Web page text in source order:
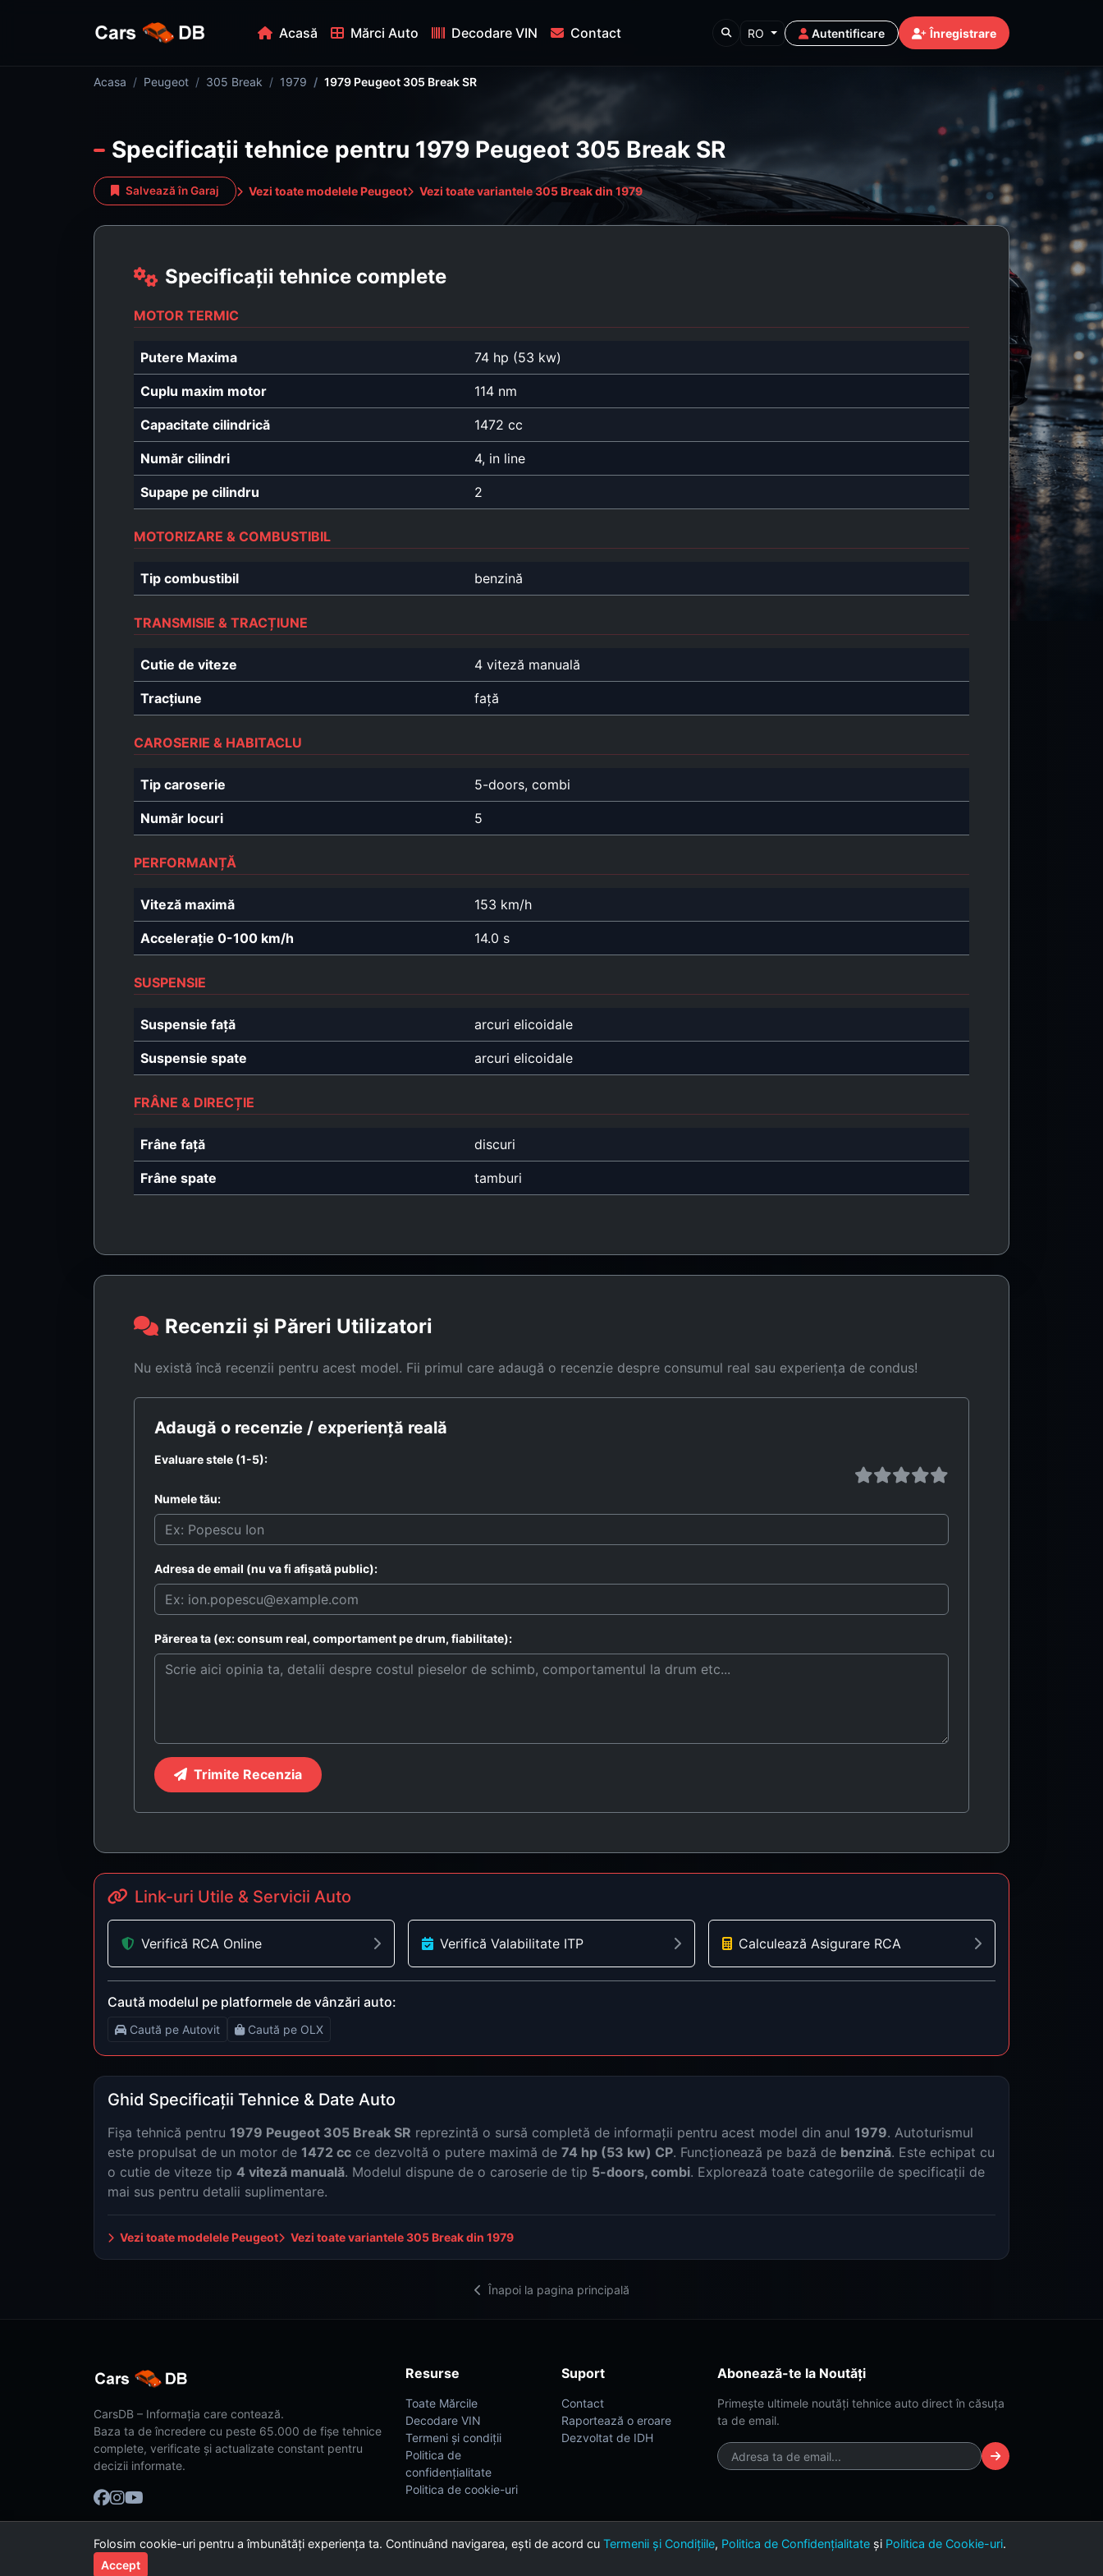
Acasă Mărci Auto Decodare VIN Contact RO Autentificare Înregistrare
Acasa Peugeot 305 Break 1979 1979 Peugeot 305 Break SR
Specificații tehnice pentru 1979 Peugeot 305 Break SR
Salvează în Garaj Vezi toate modelele Peugeot Vezi toate variantele 305 Break din 1979
Specificații tehnice complete
MOTOR TERMIC
Putere Maxima 74 hp (53 kw)
Cuplu maxim motor 114 nm
Capacitate cilindrică 1472 cc
Număr cilindri 4, in line
Supape pe cilindru 2
MOTORIZARE & COMBUSTIBIL
Tip combustibil benzină
TRANSMISIE & TRACȚIUNE
Cutie de viteze 4 viteză manuală
Tracțiune față
CAROSERIE & HABITACLU
Tip caroserie 5-doors, combi
Număr locuri 5
PERFORMANȚĂ
Viteză maximă 153 km/h
Accelerație 0-100 km/h 14.0 s
SUSPENSIE
Suspensie față arcuri elicoidale
Suspensie spate arcuri elicoidale
FRÂNE & DIRECȚIE
Frâne față discuri
Frâne spate tamburi
Recenzii și Păreri Utilizatori
Nu există încă recenzii pentru acest model. Fii primul care adaugă o recenzie despre consumul real sau experiența de condus!
Adaugă o recenzie / experiență reală
Evaluare stele (1-5):
Numele tău:
Adresa de email (nu va fi afișată public):
Părerea ta (ex: consum real, comportament pe drum, fiabilitate):
Trimite Recenzia
Link-uri Utile & Servicii Auto
Verifică RCA Online Verifică Valabilitate ITP Calculează Asigurare RCA
Caută modelul pe platformele de vânzări auto:
Caută pe Autovit Caută pe OLX
Ghid Specificații Tehnice & Date Auto
Fișa tehnică pentru 1979 Peugeot 305 Break SR reprezintă o sursă completă de informații pentru acest model din anul 1979. Autoturismul
este propulsat de un motor de 1472 cc ce dezvoltă o putere maximă de 74 hp (53 kw) CP. Funcționează pe bază de benzină. Este echipat cu
o cutie de viteze tip 4 viteză manuală. Modelul dispune de o caroserie de tip 5-doors, combi. Explorează toate categoriile de specificații de
mai sus pentru detalii suplimentare.
Vezi toate modelele Peugeot Vezi toate variantele 305 Break din 1979
Înapoi la pagina principală
CarsDB – Informația care contează.
Baza ta de încredere cu peste 65.000 de fișe tehnice
complete, verificate și actualizate constant pentru
decizii informate.
Resurse
Toate Mărcile
Decodare VIN
Termeni și condiții
Politica de
confidențialitate
Politica de cookie-uri
Suport
Contact
Raportează o eroare
Dezvoltat de IDH
Abonează-te la Noutăți
Primește ultimele noutăți tehnice auto direct în căsuța
ta de email.
© 2026 CarsDB. Toate drepturile rezervate. Made with ❤️ for car enthusiasts. Versiunea 2.4 (Build Dark-Lime)
Folosim cookie-uri pentru a îmbunătăți experiența ta. Continuând navigarea, ești de acord cu Termenii și Condițiile, Politica de Confidențialitate și Politica de Cookie-uri.
Accept